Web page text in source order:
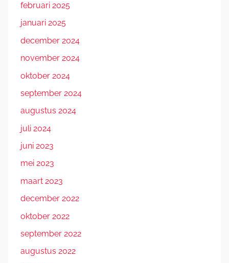
februari 2025
januari 2025
december 2024
november 2024
oktober 2024
september 2024
augustus 2024
juli 2024
juni 2023
mei 2023
maart 2023
december 2022
oktober 2022
september 2022
augustus 2022